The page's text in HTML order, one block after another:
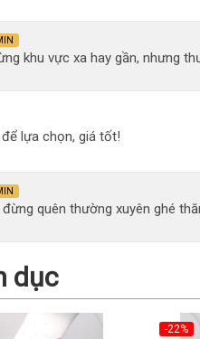
khu vực xa hay gần, nhưng
lựa chọn, giá tốt!
quên thường xuyên ghé
dục
-22%